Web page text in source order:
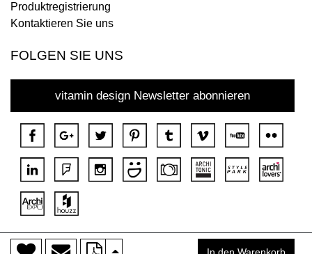
Produktregistrierung
Kontaktieren Sie uns
FOLGEN SIE UNS
vitamin design Newsletter abonnieren
Copyright © 2018 DONA Alle Rechte vorbehalten.